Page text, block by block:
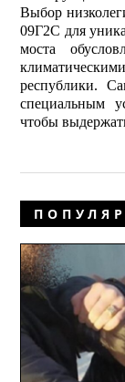
Выбор
09Г2С для
моста
республики.
специальным
чтобы